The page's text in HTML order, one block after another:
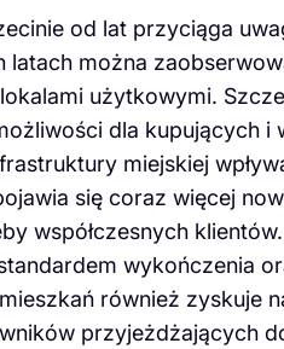
od lat przyciąga
latach można
użytkowymi.
dla kupujących
miejskiej
się coraz więcej
współczesnych
wykończenia
również zyskuje
przyjeżdżających